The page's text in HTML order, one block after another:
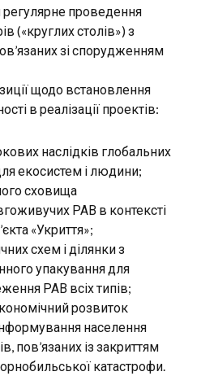
регулярне проведення
(«круглих столів») з
зі спорудженням
щодо встановлення
в реалізації проектів:
наслідків глобальних
екосистем і людини;
сховища
РАВ в контексті
«Укриття»;
схем і ділянки з
упакування для
РАВ всіх типів;
розвиток
населення
пов’язаних із закриттям
катастрофи.